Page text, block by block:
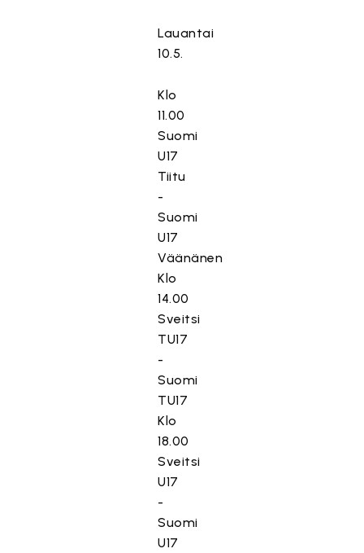
Lauantai
10.5.
Klo
11.00
Suomi
U17
Tiitu
-
Suomi
U17
Väänänen
Klo
14.00
Sveitsi
TU17
-
Suomi
TU17
Klo
18.00
Sveitsi
U17
-
Suomi
U17